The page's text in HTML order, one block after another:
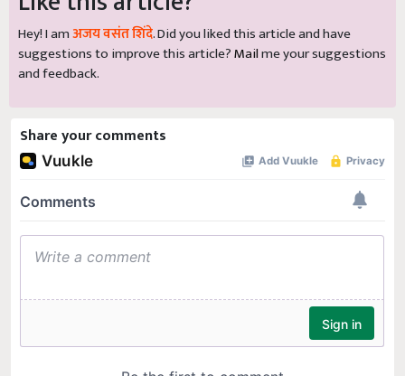
Hey! I amअजय वसंत शिंदे. Did you liked this article and have
suggestions to improve this article?Mailme your suggestions
and feedback.
Share your comments